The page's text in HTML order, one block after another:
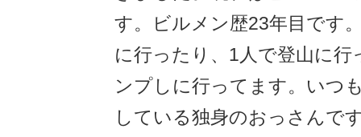
す。ビルメン歴23年目です
に行ったり、1人で登山に
ンプしに行ってます。いつ
している独身のおっさんで